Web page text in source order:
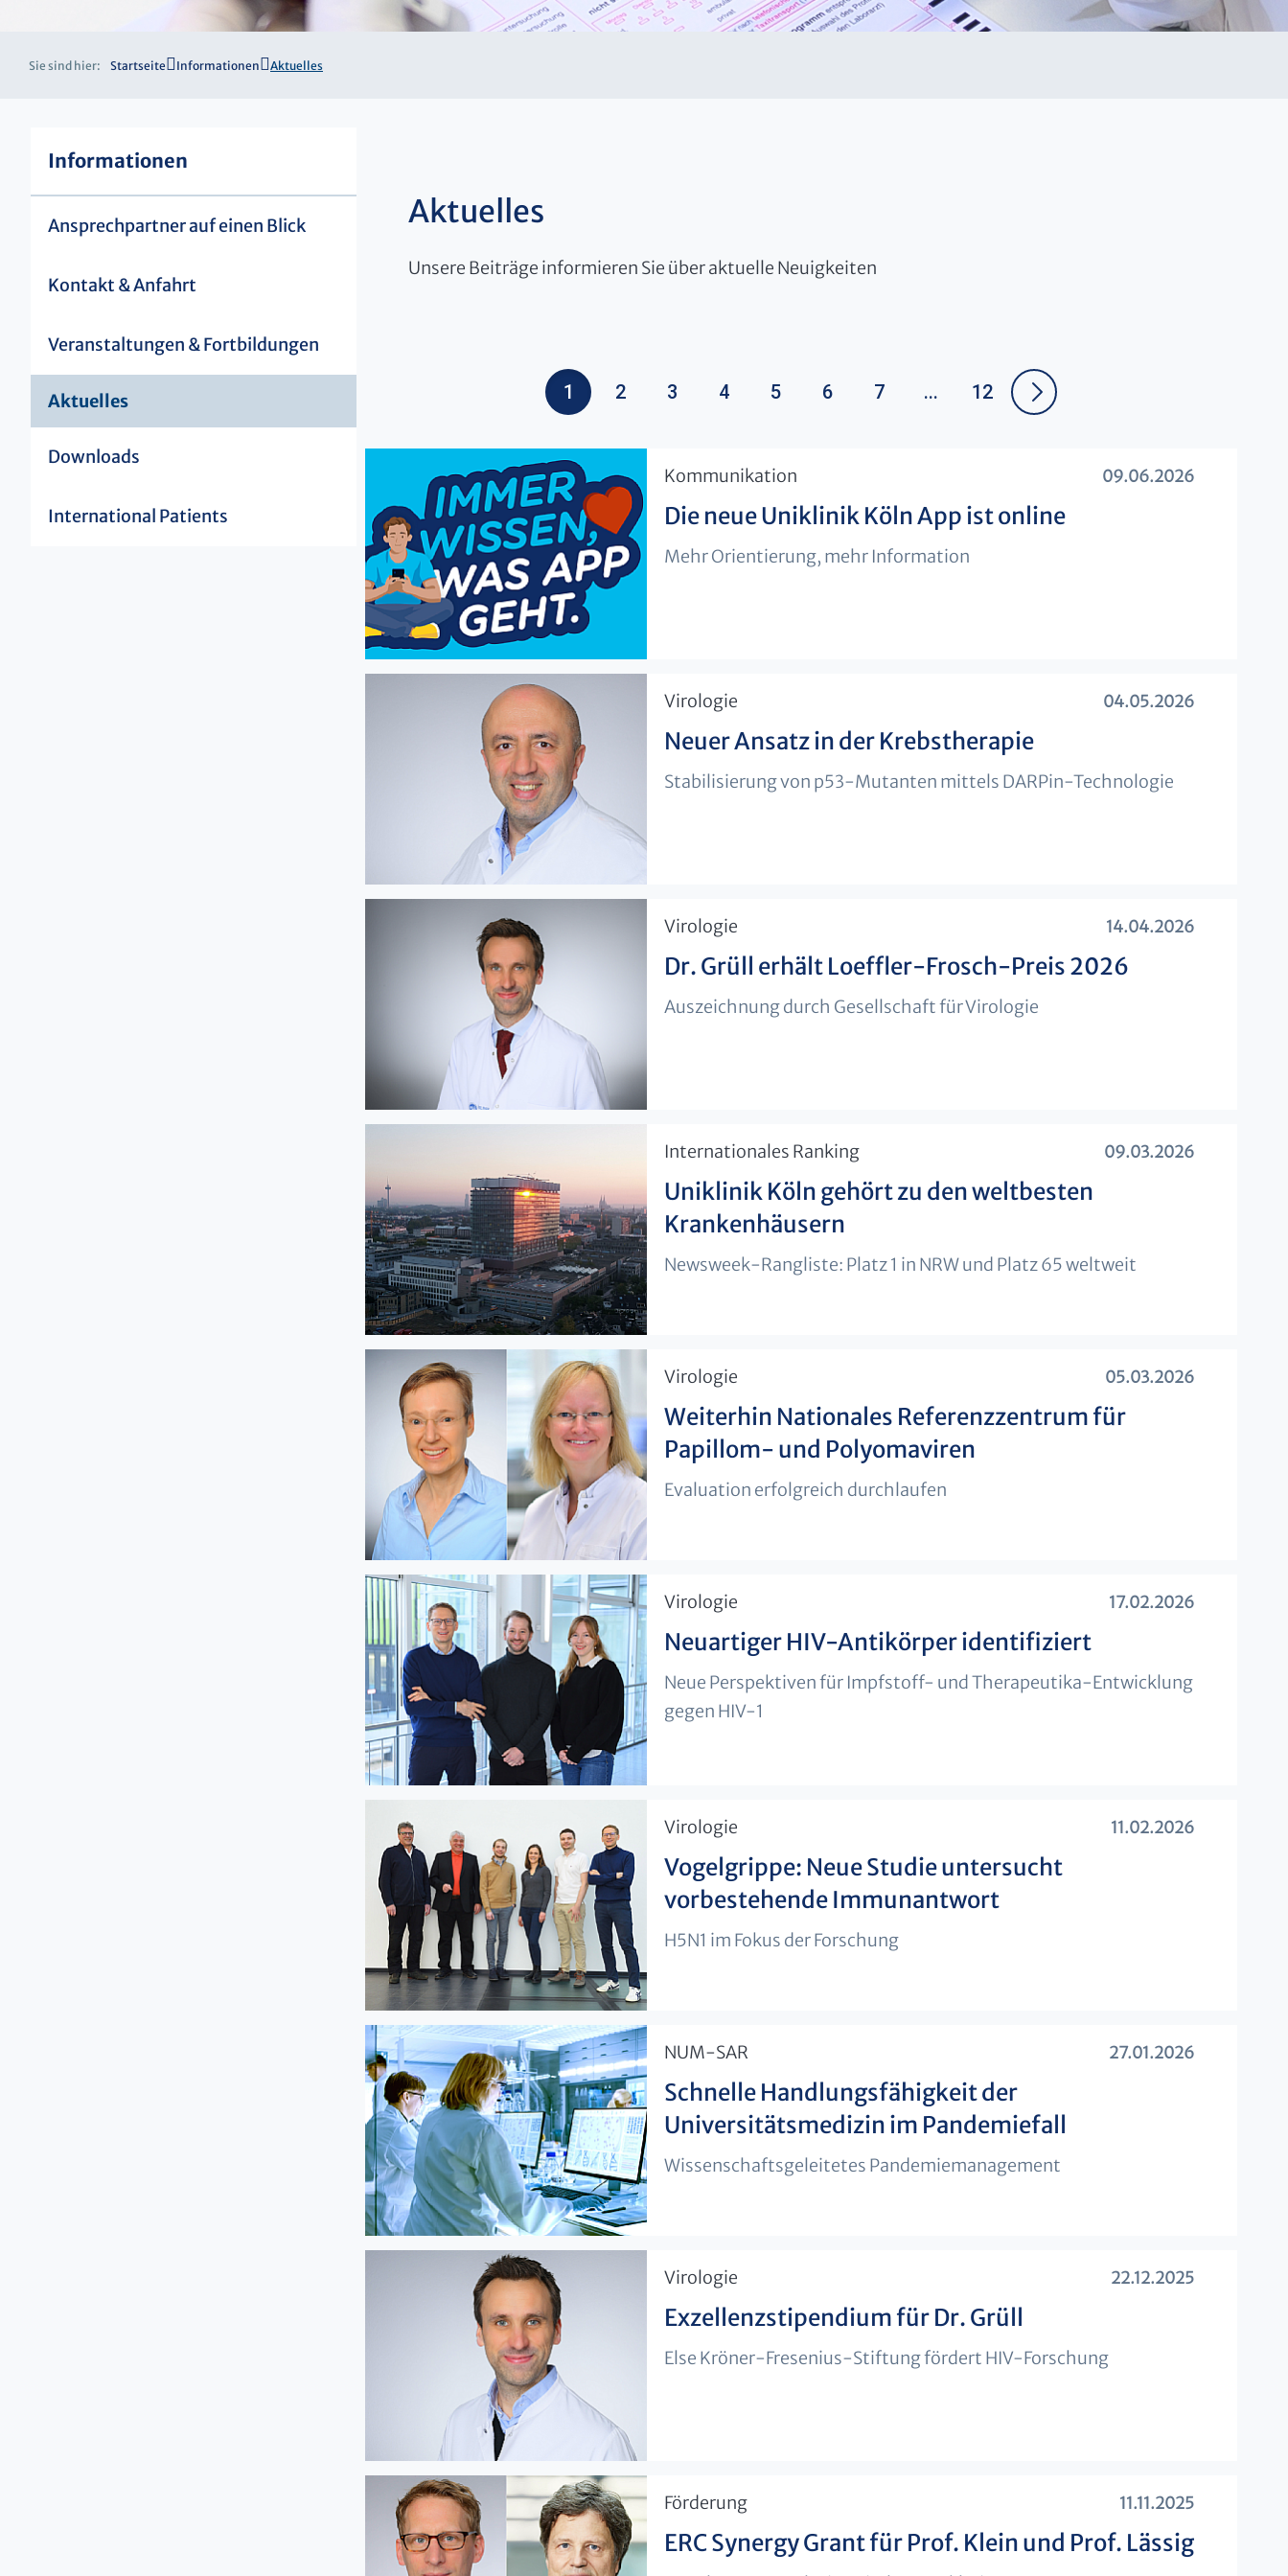
Sie sind hier: Startseite Informationen Aktuelles
Informationen
Ansprechpartner auf einen Blick
Kontakt & Anfahrt
Veranstaltungen & Fortbildungen
Aktuelles
Downloads
International Patients
Aktuelles
Unsere Beiträge informieren Sie über aktuelle Neuigkeiten
1 2 3 4 5 6 7 ... 12
09.06.2026
​Kommunikation
Die neue Uniklinik Köln App ist online
Mehr Orientierung, mehr Information
04.05.2026
​Virologie
Neuer Ansatz in der Krebstherapie
Stabilisierung von p53-Mutanten mittels DARPin-Technologie
14.04.2026
​Virologie
Dr. Grüll erhält Loeffler-Frosch-Preis 2026
Auszeichnung durch Gesellschaft für Virologie
09.03.2026
​Internationales Ranking
Uniklinik Köln gehört zu den weltbesten
Krankenhäusern
Newsweek-Rangliste: Platz 1 in NRW und Platz 65 weltweit
05.03.2026
​Virologie
Weiterhin Nationales Referenzzentrum für
Papillom- und Polyomaviren
Evaluation erfolgreich durchlaufen
17.02.2026
​Virologie
Neuartiger HIV-Antikörper identifiziert
Neue Perspektiven für Impfstoff- und Therapeutika-Entwicklung
gegen HIV-1
11.02.2026
​Virologie
Vogelgrippe: Neue Studie untersucht
vorbestehende Immunantwort
H5N1 im Fokus der Forschung
27.01.2026
​NUM-SAR
Schnelle Handlungsfähigkeit der
Universitätsmedizin im Pandemiefall
Wissenschaftsgeleitetes Pandemiemanagement
22.12.2025
​Virologie
Exzellenzstipendium für Dr. Grüll
Else Kröner-Fresenius-Stiftung fördert HIV-Forschung
11.11.2025
​Förderung
ERC Synergy Grant für Prof. Klein und Prof. Lässig